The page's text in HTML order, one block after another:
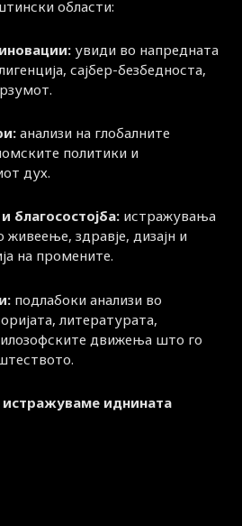
области:
увиди во напредната
сајбер-безбедноста,
анализи на глобалните
политики и
дух.
благосостојба: истражувања
здравје, дизајн и
на промените.
подлабоки анализи во
литературата,
движења што го
истражуваме иднината